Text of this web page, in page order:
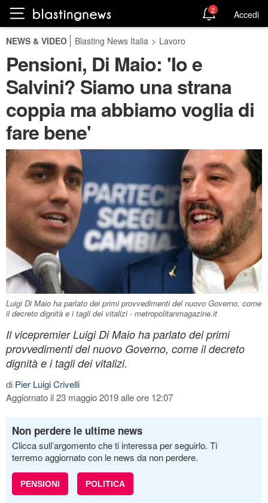
2 Accedi
NEWS & VIDEO Blasting News Italia > Lavoro
Pensioni, Di Maio: 'Io e
Salvini? Siamo una strana
coppia ma abbiamo voglia di
fare bene'
Luigi Di Maio ha parlato dei primi provvedimenti del nuovo Governo, come
il decreto dignità e i tagli dei vitalizi - metropolitanmagazine.it
Il vicepremier Luigi Di Maio ha parlato dei primi
provvedimenti del nuovo Governo, come il decreto
dignità e i tagli dei vitalizi.
di Pier Luigi Crivelli
Aggiornato il 23 maggio 2019 alle ore 12:07
Non perdere le ultime news
Clicca sull’argomento che ti interessa per seguirlo. Ti
terremo aggiornato con le news da non perdere.
PENSIONI POLITICA